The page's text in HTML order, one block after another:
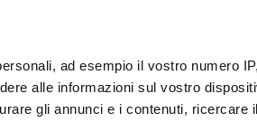
ad esempio il vostro numero
alle informazioni sul vostro
gli annunci e i contenuti, ricercare
Locali Più filtri - 1